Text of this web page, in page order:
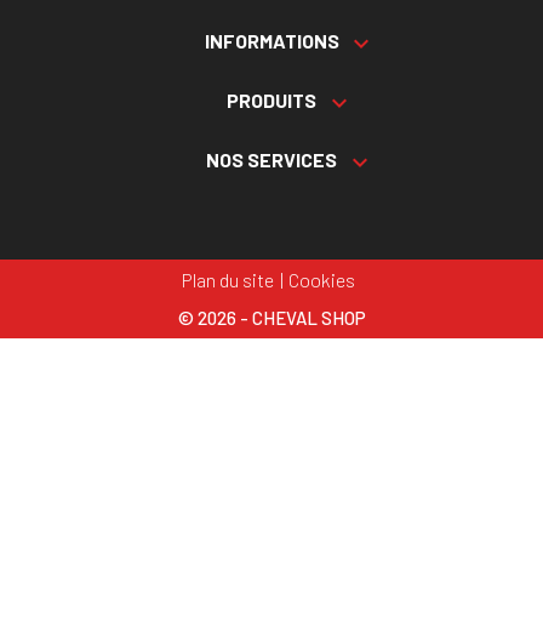
INFORMATIONS 
PRODUITS 
NOS SERVICES 
Plan du site Cookies
© 2026 - CHEVAL SHOP